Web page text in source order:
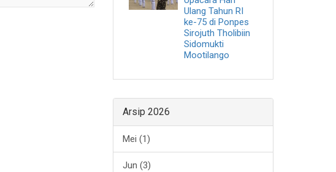
Ulang Tahun RI
ke-75 di Ponpes
Sirojuth Tholibiin
Sidomukti
Mootilango
Arsip 2026
Mei (1)
Jun (3)